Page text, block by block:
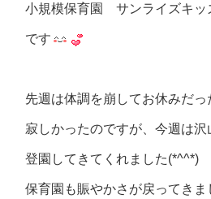
小規模保育園 サンライズキ
です
先週は体調を崩してお休みだっ
寂しかったのですが、今週は
登園してきてくれました(*^^*)
保育園も賑やかさが戻ってきま